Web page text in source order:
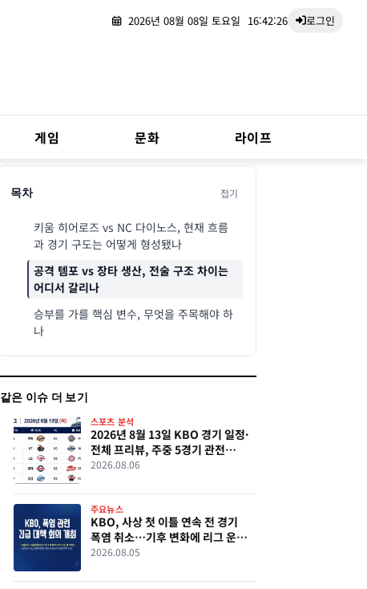
2026년 08월 08일 토요일 16:42:27 로그인
게임 문화 라이프
목차 접기
키움 히어로즈 vs NC 다이노스, 현재 흐름
과 경기 구도는 어떻게 형성됐나
공격 템포 vs 장타 생산, 전술 구조 차이는
어디서 갈리나
승부를 가를 핵심 변수, 무엇을 주목해야 하
나
같은 이슈 더 보기
스포츠 분석
2026년 8월 13일 KBO 경기 일정·
전체 프리뷰, 주중 5경기 관전
포인트
2026.08.06
주요뉴스
KBO, 사상 첫 이틀 연속 전 경기
폭염 취소…기후 변화에 리그 운영
시험대
2026.08.05